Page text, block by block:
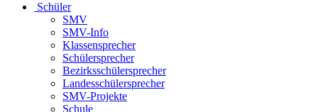
Schüler
SMV
SMV-Info
Klassensprecher
Schülersprecher
Bezirksschülersprecher
Landesschülersprecher
SMV-Projekte
Schule